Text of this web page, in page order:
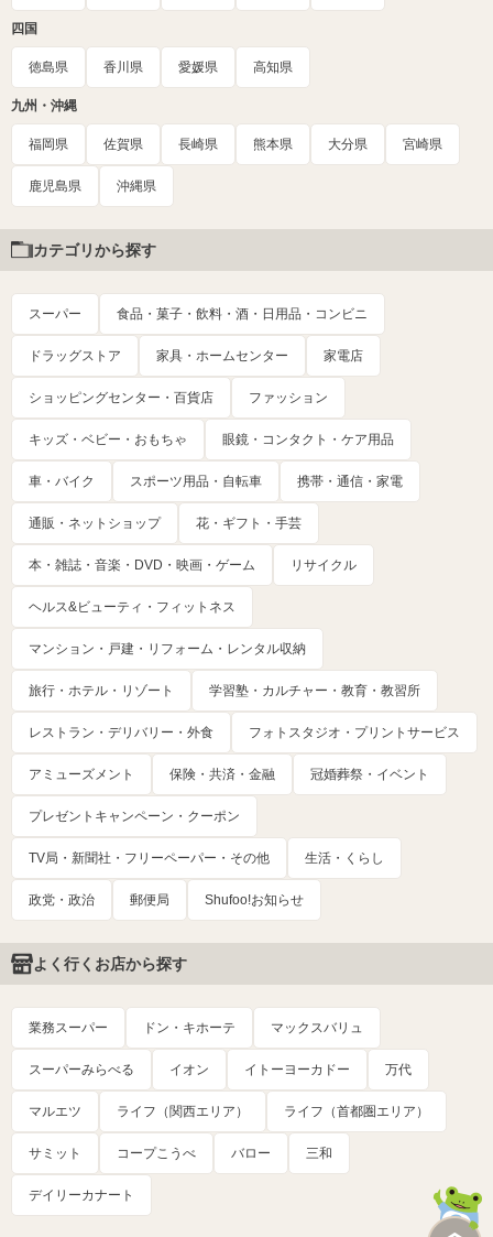
四国
徳島県 香川県 愛媛県 高知県
九州・沖縄
福岡県 佐賀県 長崎県 熊本県 大分県 宮崎県
鹿児島県 沖縄県
カテゴリから探す
スーパー 食品・菓子・飲料・酒・日用品・コンビニ
ドラッグストア 家具・ホームセンター 家電店
ショッピングセンター・百貨店 ファッション
キッズ・ベビー・おもちゃ 眼鏡・コンタクト・ケア用品
車・バイク スポーツ用品・自転車 携帯・通信・家電
通販・ネットショップ 花・ギフト・手芸
本・雑誌・音楽・DVD・映画・ゲーム リサイクル
ヘルス&ビューティ・フィットネス
マンション・戸建・リフォーム・レンタル収納
旅行・ホテル・リゾート 学習塾・カルチャー・教育・教習所
レストラン・デリバリー・外食 フォトスタジオ・プリントサービス
アミューズメント 保険・共済・金融 冠婚葬祭・イベント
プレゼントキャンペーン・クーポン
TV局・新聞社・フリーペーパー・その他 生活・くらし
政党・政治 郵便局 Shufoo!お知らせ
よく行くお店から探す
業務スーパー ドン・キホーテ マックスバリュ
スーパーみらべる イオン イトーヨーカドー 万代
マルエツ ライフ（関西エリア） ライフ（首都圏エリア）
サミット コープこうべ バロー 三和
デイリーカナート